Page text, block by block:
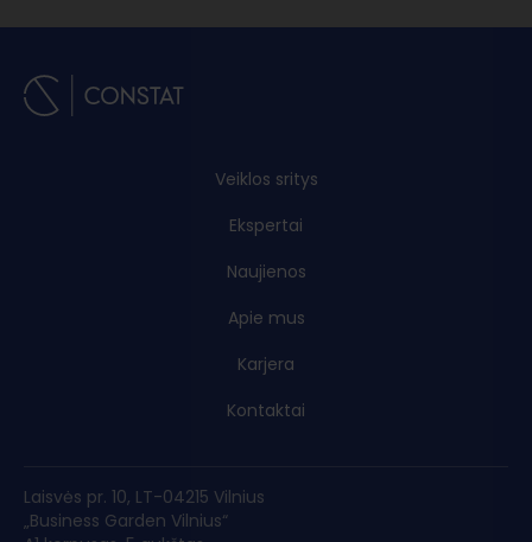
Veiklos sritys
Ekspertai
Naujienos
Apie mus
Karjera
Kontaktai
Laisvės pr. 10, LT-04215 Vilnius
„Business Garden Vilnius“